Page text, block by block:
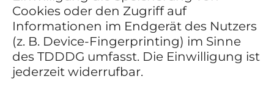
Cookies oder den Zugriff auf
Informationen im Endgerät des Nutzers
(z. B. Device-Fingerprinting) im Sinne
des TDDDG umfasst. Die Einwilligung ist
jederzeit widerrufbar.